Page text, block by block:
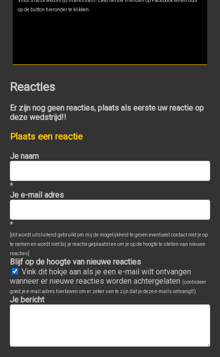
op de button hieronder te klikken.
Reacties
Er zijn nog geen reacties, plaats als eerste uw reactie op
deze wedstrijd!!
Plaats een reactie
Je naam
*
Je e-mail adres
*
[dit wordt uitsluitend gebruikt om mij de mogelijkheid te geven eventueel contact met je op
te nemen en wordt niet bij je reactie geplaatst en om je op de hoogte te stellen van nieuwe
reacties]
Blijf op de hoogte van nieuwe reacties
Vink dit hokje aan als je een e-mail wilt ontvangen
wanneer er nieuwe reacties worden achtergelaten (controleer
goed je e-mail adres hierboven om er zeker van te zijn dat je deze e-mails ontvangt!)
Je bericht